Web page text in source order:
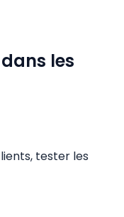
les
tester les